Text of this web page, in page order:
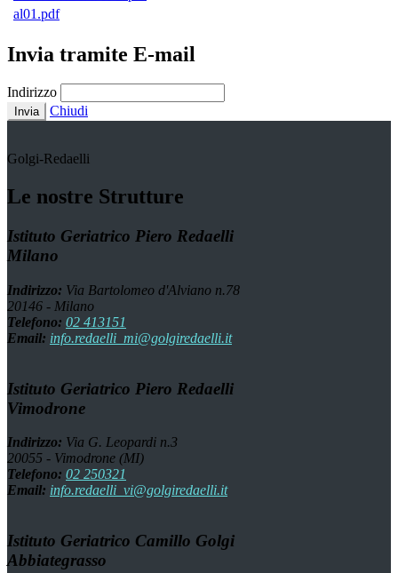
al01.pdf
Invia tramite E-mail
Indirizzo
Invia Chiudi
Golgi-Redaelli
Le nostre Strutture
Istituto Geriatrico Piero Redaelli
Milano
Indirizzo: Via Bartolomeo d'Alviano n.78
20146 - Milano
Telefono: 02 413151
Email: info.redaelli_mi@golgiredaelli.it
Istituto Geriatrico Piero Redaelli
Vimodrone
Indirizzo: Via G. Leopardi n.3
20055 - Vimodrone (MI)
Telefono: 02 250321
Email: info.redaelli_vi@golgiredaelli.it
Istituto Geriatrico Camillo Golgi
Abbiategrasso